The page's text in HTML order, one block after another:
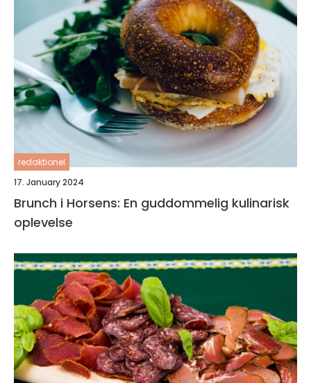
redaktionel
17. January 2024
Brunch i Horsens: En guddommelig kulinarisk
oplevelse